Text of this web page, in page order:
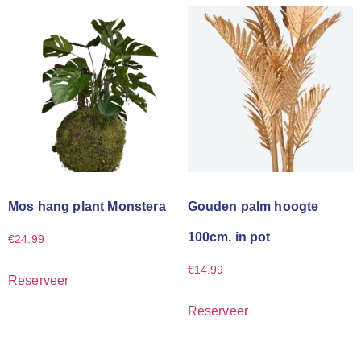
Mos hang plant Monstera
€24.99
Reserveer
Gouden palm hoogte
100cm. in pot
€14.99
Reserveer